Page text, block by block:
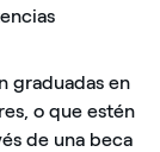
graduadas en
o que estén
de una beca